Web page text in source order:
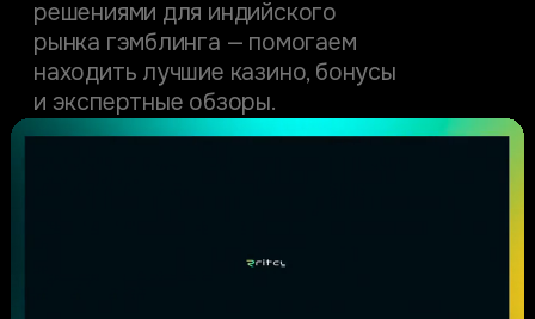
решениями для индийского
рынка гэмблинга — помогаем
находить лучшие казино, бонусы
и экспертные обзоры.